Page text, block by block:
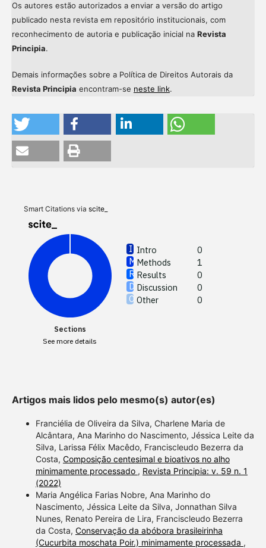
Os autores estão autorizados a enviar a versão do artigo
publicado nesta revista em repositório institucionais, com
reconhecimento de autoria e publicação inicial na Revista
Principia.
Demais informações sobre a Política de Direitos Autorais da
Revista Principia encontram-se neste link.
Smart Citations via scite_
Intro
0
Methods
1
Results
0
Discussion
0
Other
0
Sections
See more details
Intro
made.
Artigos mais lidos pelo mesmo(s) autor(es)
Franciélia de Oliveira da Silva, Charlene Maria de
Alcântara, Ana Marinho do Nascimento, Jéssica Leite da
Silva, Larissa Félix Macêdo, Franciscleudo Bezerra da
Costa, Composição centesimal e bioativos no alho
minimamente processado , Revista Principia: v. 59 n. 1
(2022)
Maria Angélica Farias Nobre, Ana Marinho do
Nascimento, Jéssica Leite da Silva, Jonnathan Silva
Nunes, Renato Pereira de Lira, Franciscleudo Bezerra
da Costa, Conservação da abóbora brasileirinha
(Cucurbita moschata Poir.) minimamente processada ,